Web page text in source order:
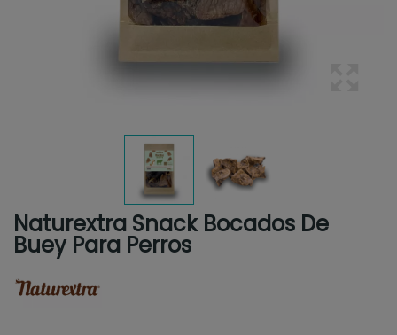
Naturextra Snack Bocados De
Buey Para Perros